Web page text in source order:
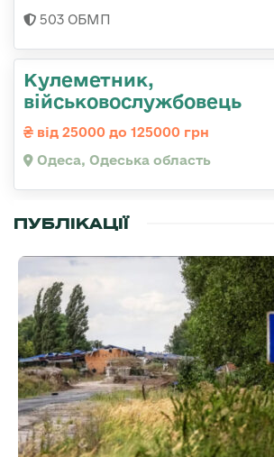
503 ОБМП
Кулеметник,
військовослужбовець
від 25000 до 125000 грн
Одеса, Одеська область
ПУБЛІКАЦІЇ